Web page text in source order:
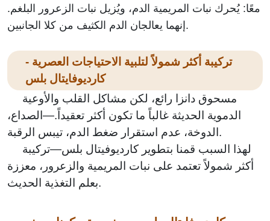
معًا: يُحرك نبات المريمية الدم، ويُزيل نبات الزعرور البلغم.
إنهما يعالجان الدم الكثيف من كلا الجانبين.
تركيبة أكثر شمولاً لتلبية الاحتياجات العصرية -
كارديوفايتال بلس
الدموية الحديثة غالباً ما تكون أكثر تعقيداً.—الصداع،
الدوخة، عدم استقرار ضغط الدم، تيبس الرقبة.
أكثر شمولاً تعتمد على نبات المريمية والزعرور، معززة
بعلم التغذية الحديث.